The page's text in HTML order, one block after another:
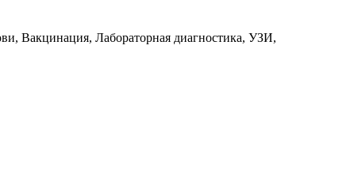
Вакцинация, Лабораторная диагностика, УЗИ,